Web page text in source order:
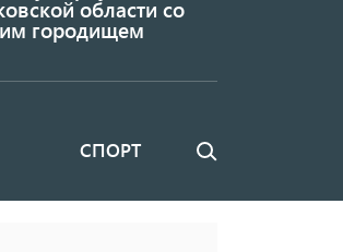
области со
городищем
СПОРТ Поиск